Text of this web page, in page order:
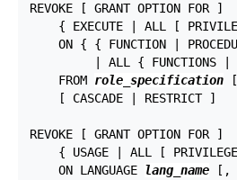
REVOKE [ GRANT OPTION FOR ]
{ EXECUTE | ALL [
ON { { FUNCTION |
| ALL { FUNCTIONS
    FROM
role_specification
    [ CASCADE | RESTRICT ]
REVOKE [ GRANT OPTION FOR ]
{ USAGE | ALL [
    ON LANGUAGE
lang_name [,